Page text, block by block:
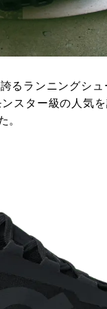
るランニングシ
スター級の人気
。